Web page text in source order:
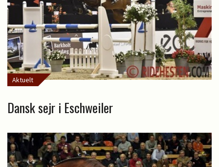
Aktuelt
Dansk sejr i Eschweiler